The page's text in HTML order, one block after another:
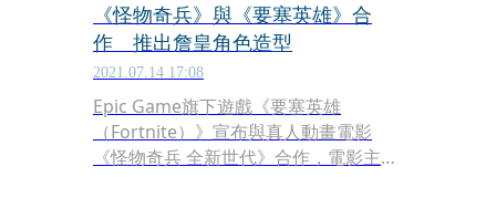
《怪物奇兵》與《要塞英雄》合
作 推出詹皇角色造型
2021.07.14 17:08
Epic Game旗下遊戲《要塞英雄
（Fortnite）》宣布與真人動畫電影
《怪物奇兵 全新世代》合作，電影主